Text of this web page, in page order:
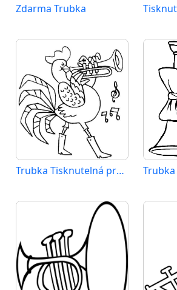
Zdarma Trubka
Trubka Tisknutelná pro Děti